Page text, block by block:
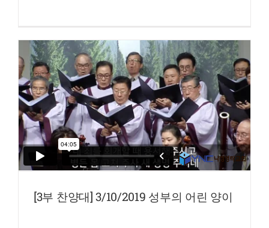
[3부 찬양대] 3/10/2019 성부의 어린 양이